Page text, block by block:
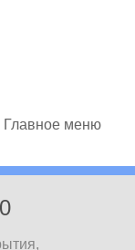
Главное меню